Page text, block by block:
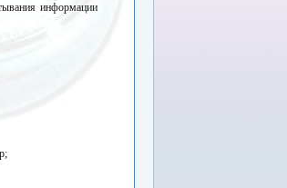
информации